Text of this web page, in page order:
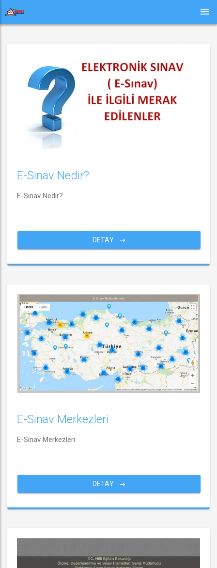
E-Sınav Nedir?
E-Sınav Nedir?
DETAY
E-Sınav Merkezleri
E-Sınav Merkezleri
DETAY